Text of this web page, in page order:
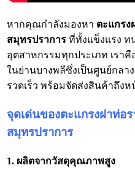
หากคุณกำลังมองหา ตะแกร
สมุทรปราการ ที่ทั้งแข็งแรง ท
อุตสาหกรรมทุกประเภท เรา
ในย่านบางพลีซึ่งเป็นศูนย์กลา
รวดเร็ว พร้อมจัดส่งสินค้าถึง
จุดเด่นของตะแกรงฝาท่อ
สมุทรปราการ
1. ผลิตจากวัสดุคุณภาพสูง